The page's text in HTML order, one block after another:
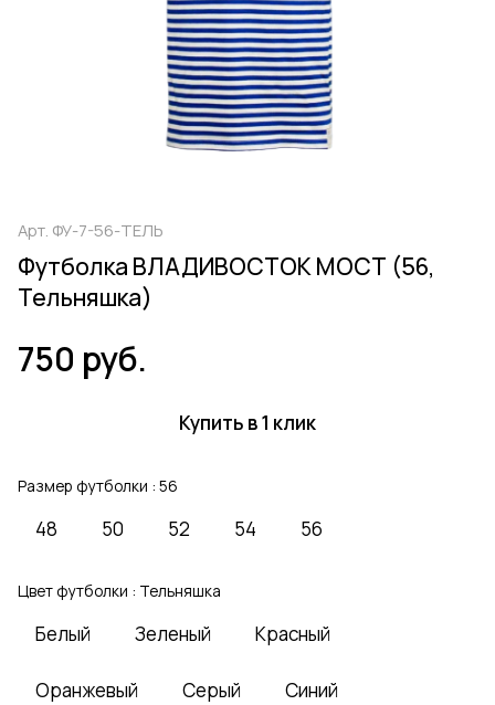
Арт. ФУ-7-56-ТЕЛЬ
Футболка ВЛАДИВОСТОК МОСТ (56,
Тельняшка)
750 руб.
Купить в 1 клик
Размер футболки : 56
48 50 52 54 56
Цвет футболки : Тельняшка
Белый Зеленый Красный
Оранжевый Серый Синий